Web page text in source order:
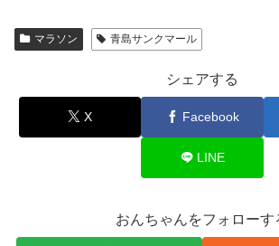
マラソン 青島サンクマール
シェアする
X Facebook
LINE
おんちゃんをフォローす